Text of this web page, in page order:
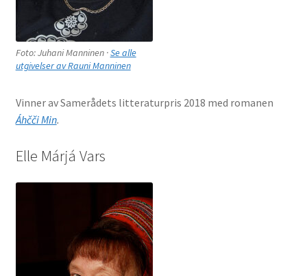
Foto: Juhani Manninen ·Se alle
utgivelser av Rauni Manninen
Vinner av Samerådets litteraturpris 2018 med romanen
Áhčči Min.
Elle Márjá Vars